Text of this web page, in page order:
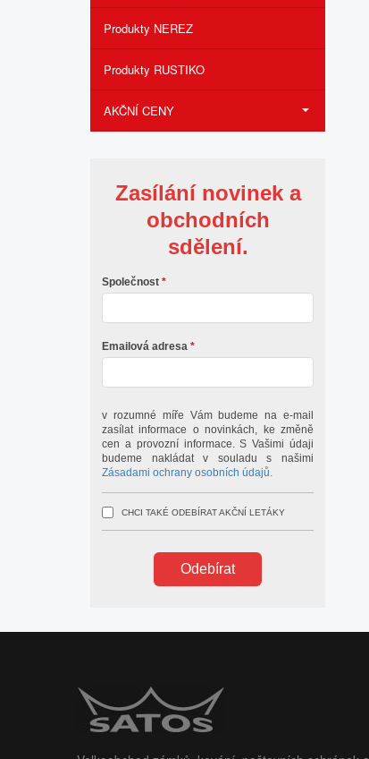
Produkty NEREZ
Produkty RUSTIKO
AKČNÍ CENY
Zasílání novinek a
obchodních
sdělení.
Společnost
Emailová adresa
v rozumné míře Vám budeme na e-mail
zasílat informace o novinkách, ke změně
cen a provozní informace. S Vašimi údaji
budeme nakládat v souladu s našimi
Zásadami ochrany osobních údajů.
CHCI TAKÉ ODEBÍRAT AKČNÍ LETÁKY
Odebírat